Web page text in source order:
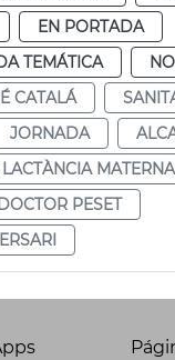
EN PORTADA
TEMÁTICA
CATALÁ
JORNADA
MATERNA
PESET